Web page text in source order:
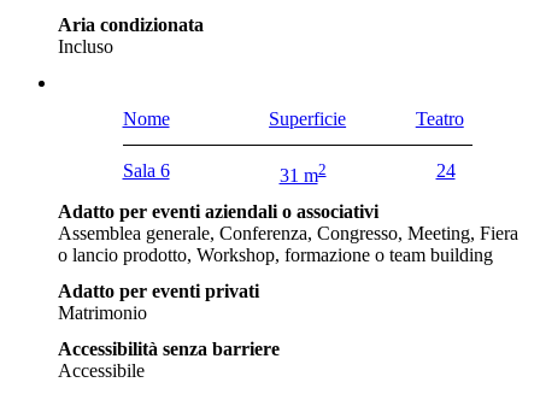
Aria condizionata
Incluso
Nome Superficie Teatro
Sala 6 31 m2 24
Adatto per eventi aziendali o associativi
Assemblea generale, Conferenza, Congresso, Meeting, Fiera
o lancio prodotto, Workshop, formazione o team building
Adatto per eventi privati
Matrimonio
Accessibilità senza barriere
Accessibile